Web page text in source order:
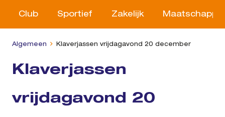
Club Sportief Zakelijk
Algemeen Klaverjassen vrijdagavond 20 december
Klaverjassen
vrijdagavond 20